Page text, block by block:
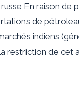
En raison de
de pétrole
indiens
restriction de